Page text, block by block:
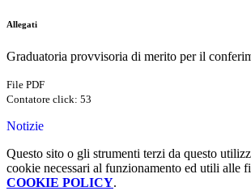
Allegati
Graduatoria provvisoria di merito per il
File PDF
Contatore click: 53
Notizie
Questo sito o gli strumenti terzi da questo
cookie necessari al funzionamento ed utili alle
COOKIE POLICY.